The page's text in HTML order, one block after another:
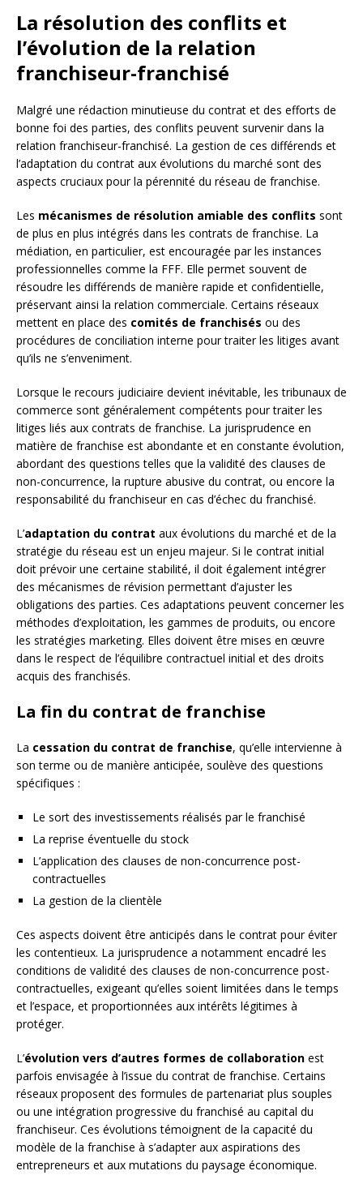
La résolution des conflits et
l’évolution de la relation
franchiseur-franchisé
Malgré une rédaction minutieuse du contrat et des efforts de
bonne foi des parties, des conflits peuvent survenir dans la
relation franchiseur-franchisé. La gestion de ces différends et
l’adaptation du contrat aux évolutions du marché sont des
aspects cruciaux pour la pérennité du réseau de franchise.
Les mécanismes de résolution amiable des conflits sont
de plus en plus intégrés dans les contrats de franchise. La
médiation, en particulier, est encouragée par les instances
professionnelles comme la FFF. Elle permet souvent de
résoudre les différends de manière rapide et confidentielle,
préservant ainsi la relation commerciale. Certains réseaux
mettent en place des comités de franchisés ou des
procédures de conciliation interne pour traiter les litiges avant
qu’ils ne s’enveniment.
Lorsque le recours judiciaire devient inévitable, les tribunaux de
commerce sont généralement compétents pour traiter les
litiges liés aux contrats de franchise. La jurisprudence en
matière de franchise est abondante et en constante évolution,
abordant des questions telles que la validité des clauses de
non-concurrence, la rupture abusive du contrat, ou encore la
responsabilité du franchiseur en cas d’échec du franchisé.
L’adaptation du contrat aux évolutions du marché et de la
stratégie du réseau est un enjeu majeur. Si le contrat initial
doit prévoir une certaine stabilité, il doit également intégrer
des mécanismes de révision permettant d’ajuster les
obligations des parties. Ces adaptations peuvent concerner les
méthodes d’exploitation, les gammes de produits, ou encore
les stratégies marketing. Elles doivent être mises en œuvre
dans le respect de l’équilibre contractuel initial et des droits
acquis des franchisés.
La fin du contrat de franchise
La cessation du contrat de franchise, qu’elle intervienne à
son terme ou de manière anticipée, soulève des questions
spécifiques :
Le sort des investissements réalisés par le franchisé
La reprise éventuelle du stock
L’application des clauses de non-concurrence post-
contractuelles
La gestion de la clientèle
Ces aspects doivent être anticipés dans le contrat pour éviter
les contentieux. La jurisprudence a notamment encadré les
conditions de validité des clauses de non-concurrence post-
contractuelles, exigeant qu’elles soient limitées dans le temps
et l’espace, et proportionnées aux intérêts légitimes à
protéger.
L’évolution vers d’autres formes de collaboration est
parfois envisagée à l’issue du contrat de franchise. Certains
réseaux proposent des formules de partenariat plus souples
ou une intégration progressive du franchisé au capital du
franchiseur. Ces évolutions témoignent de la capacité du
modèle de la franchise à s’adapter aux aspirations des
entrepreneurs et aux mutations du paysage économique.